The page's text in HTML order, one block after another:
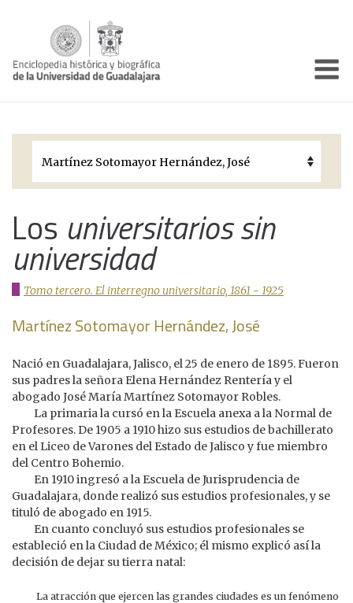
Períodos Históricos
Galería
Documentos institucionales
Los universitarios sin
universidad
Tomo tercero. El interregno universitario, 1861 - 1925
Martínez Sotomayor Hernández, José
Nació en Guadalajara, Jalisco, el 25 de enero de 1895. Fueron
sus padres la señora Elena Hernández Rentería y el
abogado José María Martínez Sotomayor Robles.
La primaria la cursó en la Escuela anexa a la Normal de
Profesores. De 1905 a 1910 hizo sus estudios de bachillerato
en el Liceo de Varones del Estado de Jalisco y fue miembro
del Centro Bohemio.
En 1910 ingresó a la Escuela de Jurisprudencia de
Guadalajara, donde realizó sus estudios profesionales, y se
tituló de abogado en 1915.
En cuanto concluyó sus estudios profesionales se
estableció en la Ciudad de México; él mismo explicó así la
decisión de dejar su tierra natal:
La atracción que ejercen las grandes ciudades es un fenómeno